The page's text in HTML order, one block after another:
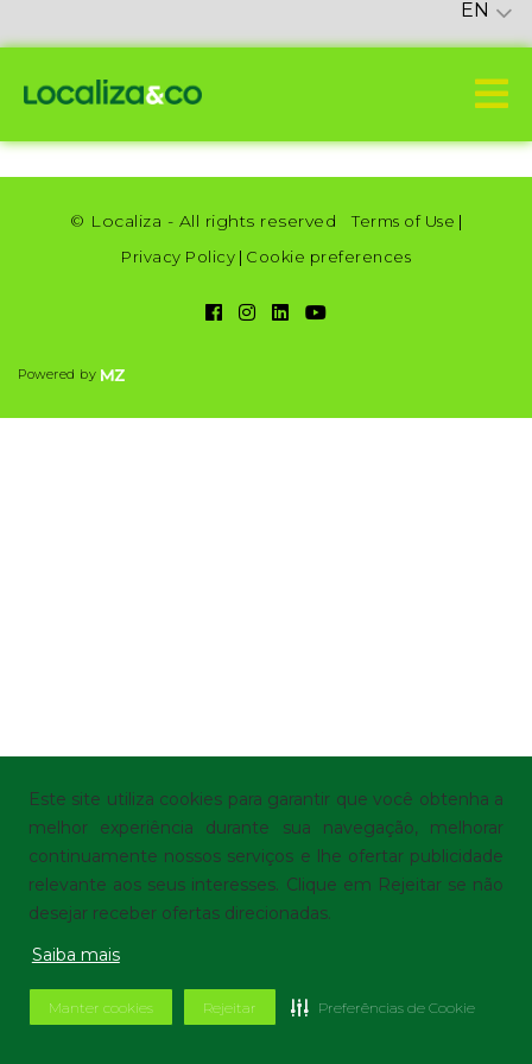
Este site utiliza cookies para garantir que você obtenha a
melhor experiência durante sua navegação, melhorar
continuamente nossos serviços e lhe ofertar publicidade
relevante aos seus interesses. Clique em Rejeitar se não
desejar receber ofertas direcionadas.
Saiba mais
Manter cookies Rejeitar Preferências de Cookie
EN
© Localiza - All rights reserved Terms of Use |
Privacy Policy | Cookie preferences
Powered by